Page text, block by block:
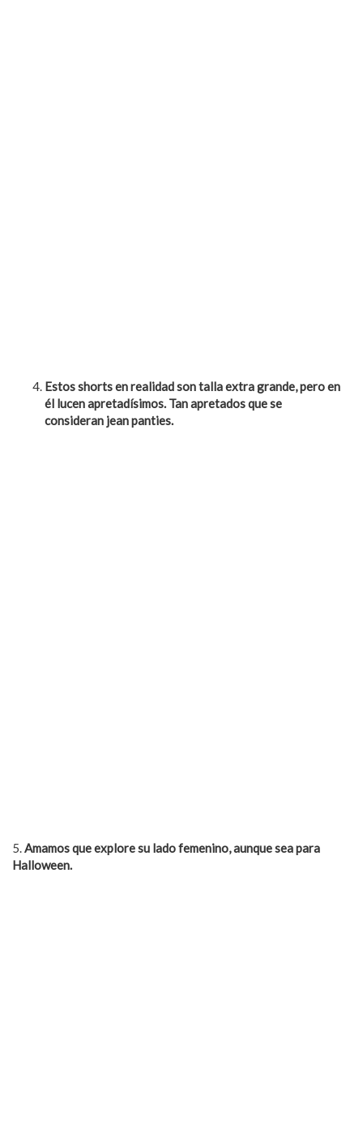
Estos shorts en realidad son talla extra grande, pero en
él lucenapretadísimos. Tan apretadosquese
consideran jean panties.
5.Amamos que explore su lado femenino, aunque sea para
Halloween.